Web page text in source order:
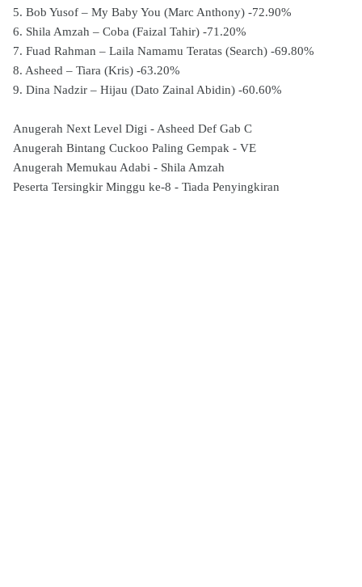
5. Bob Yusof – My Baby You (Marc Anthony) -72.90%
6. Shila Amzah – Coba (Faizal Tahir) -71.20%
7. Fuad Rahman – Laila Namamu Teratas (Search) -69.80%
8. Asheed – Tiara (Kris) -63.20%
9. Dina Nadzir – Hijau (Dato Zainal Abidin) -60.60%
Anugerah Next Level Digi - Asheed Def Gab C
Anugerah Bintang Cuckoo Paling Gempak - VE
Anugerah Memukau Adabi - Shila Amzah
Peserta Tersingkir Minggu ke-8 - Tiada Penyingkiran